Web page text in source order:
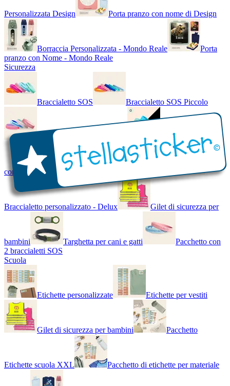
Personalizzata Design Porta pranzo con nome di Design
Borraccia Personalizzata - Mondo Reale
Porta
pranzo con Nome - Mondo Reale
Sicurezza
Braccialetto SOS Braccialetto SOS Piccolo
Braccialetto SOS - Bicolore Braccialetto SOS
con Nome - Luminoso
Braccialetto personalizzato - Delux Gilet di sicurezza per
bambini Targhetta per cani e gatti
Pacchetto con
2 braccialetti SOS
Scuola
Etichette personalizzate Etichette per vestiti
Gilet di sicurezza per bambini Pacchetto
Etichette scuola XXL Pacchetto di etichette per materiale